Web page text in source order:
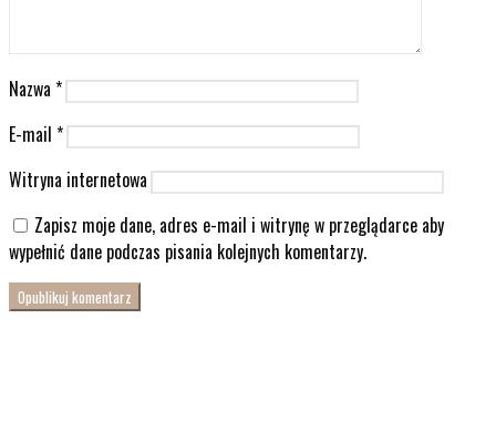
Nazwa *
E-mail *
Witryna internetowa
Zapisz moje dane, adres e-mail i witrynę w przeglądarce aby
wypełnić dane podczas pisania kolejnych komentarzy.